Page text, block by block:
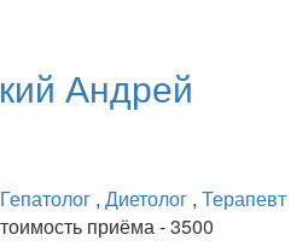
Андрей
Гепатолог , Диетолог , Терапевт
приёма - 3500